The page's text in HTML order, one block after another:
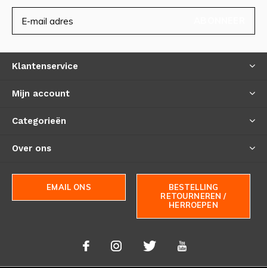
Klantenservice
Mijn account
Categorieën
Over ons
EMAIL ONS
BESTELLING
RETOURNEREN /
HERROEPEN